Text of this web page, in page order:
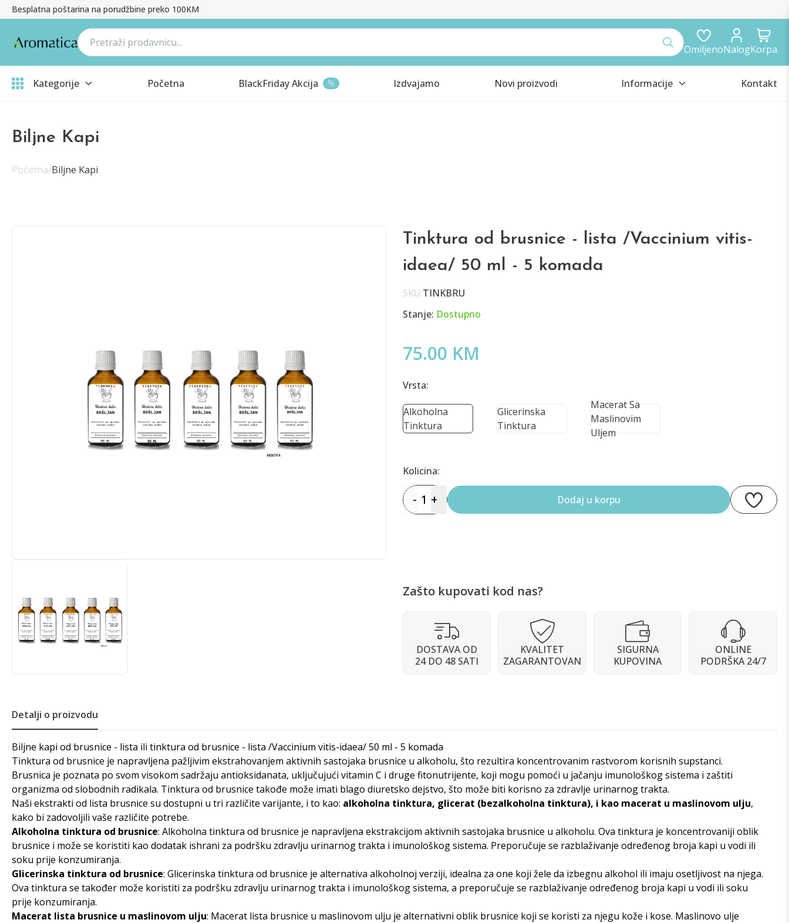
Besplatna poštarina na porudžbine preko 100KM
OmiljenoNalogKorpa
Kategorije Početna BlackFriday Akcija % Izdvajamo Novi proizvodi Informacije Kontakt
Biljne Kapi
Početna/Biljne Kapi
Tinktura od brusnice - lista /Vaccinium vitis-
idaea/ 50 ml - 5 komada
SKU:TINKBRU
Stanje: Dostupno
75.00 KM
Vrsta:
Alkoholna
Tinktura
Glicerinska
Tinktura
Macerat Sa
Maslinovim
Uljem
Kolicina:
- 1 + Dodaj u korpu
Zašto kupovati kod nas?
DOSTAVA OD
24 DO 48 SATI
KVALITET
ZAGARANTOVAN
SIGURNA
KUPOVINA
ONLINE
PODRŠKA 24/7
Detalji o proizvodu
Biljne kapi od brusnice - lista ili tinktura od brusnice - lista /Vaccinium vitis-idaea/ 50 ml - 5 komada
Tinktura od brusnice je napravljena pažljivim ekstrahovanjem aktivnih sastojaka brusnice u alkoholu, što rezultira koncentrovanim rastvorom korisnih supstanci.
Brusnica je poznata po svom visokom sadržaju antioksidanata, uključujući vitamin C i druge fitonutrijente, koji mogu pomoći u jačanju imunološkog sistema i zaštiti
organizma od slobodnih radikala. Tinktura od brusnice takođe može imati blago diuretsko dejstvo, što može biti korisno za zdravlje urinarnog trakta.
Naši ekstrakti od lista brusnice su dostupni u tri različite varijante, i to kao: alkoholna tinktura, glicerat (bezalkoholna tinktura), i kao macerat u maslinovom ulju,
kako bi zadovoljili vaše različite potrebe.
Alkoholna tinktura od brusnice: Alkoholna tinktura od brusnice je napravljena ekstrakcijom aktivnih sastojaka brusnice u alkoholu. Ova tinktura je koncentrovaniji oblik
brusnice i može se koristiti kao dodatak ishrani za podršku zdravlju urinarnog trakta i imunološkog sistema. Preporučuje se razblaživanje određenog broja kapi u vodi ili
soku prije konzumiranja.
Glicerinska tinktura od brusnice: Glicerinska tinktura od brusnice je alternativa alkoholnoj verziji, idealna za one koji žele da izbegnu alkohol ili imaju osetljivost na njega.
Ova tinktura se također može koristiti za podršku zdravlju urinarnog trakta i imunološkog sistema, a preporučuje se razblaživanje određenog broja kapi u vodi ili soku
prije konzumiranja.
Macerat lista brusnice u maslinovom ulju: Macerat lista brusnice u maslinovom ulju je alternativni oblik brusnice koji se koristi za njegu kože i kose. Maslinovo ulje